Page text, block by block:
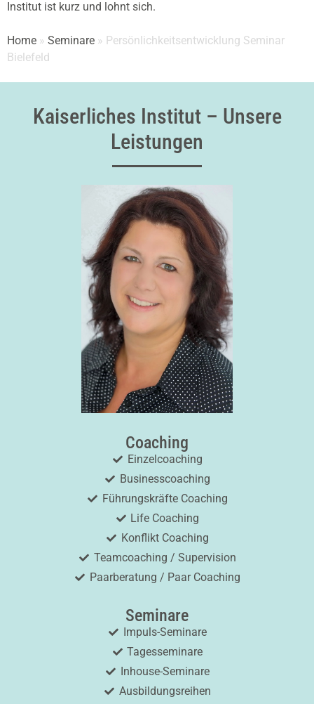
Institut ist kurz und lohnt sich.
Home » Seminare » Persönlichkeitsentwicklung Seminar
Bielefeld
Kaiserliches Institut – Unsere
Leistungen
Coaching
Einzelcoaching
Businesscoaching
Führungskräfte Coaching
Life Coaching
Konflikt Coaching
Teamcoaching / Supervision
Paarberatung / Paar Coaching
Seminare
Impuls-Seminare
Tagesseminare
Inhouse-Seminare
Ausbildungsreihen